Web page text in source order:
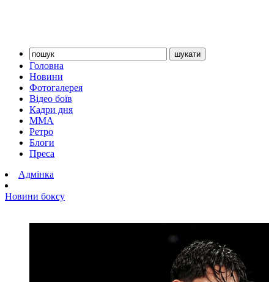
Головна
Новини
Фотогалерея
Відео боїв
Кадри дня
ММА
Ретро
Блоги
Преса
Адмінка
Новини боксу